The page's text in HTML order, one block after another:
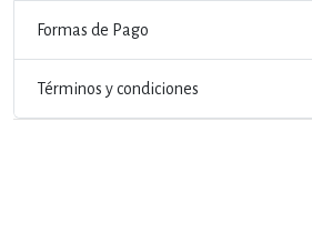
Formas de Pago
Términos y condiciones